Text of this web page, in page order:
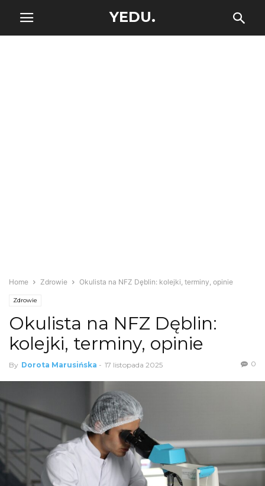
YEDU.
Home Zdrowie Okulista na NFZ Dęblin: kolejki, terminy, opinie
Zdrowie
Okulista na NFZ Dęblin:
kolejki, terminy, opinie
By Dorota Marusińska - 17 listopada 2025 0